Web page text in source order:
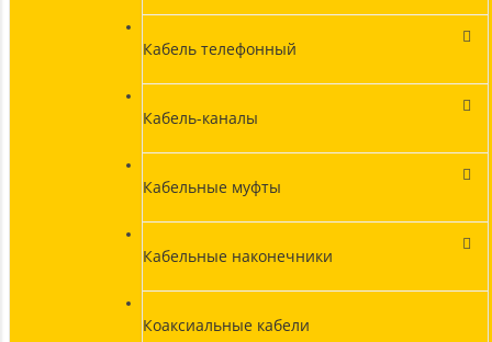
Кабель телефонный
Кабель-каналы
Кабельные муфты
Кабельные наконечники
Коаксиальные кабели